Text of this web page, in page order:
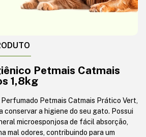
Petmais Catmais
1,8kg
Petmais Catmais Prático Vert,
conservar a higiene do seu gato. Possui
microesponjosa de fácil absorção,
mal odores, contribuindo para um